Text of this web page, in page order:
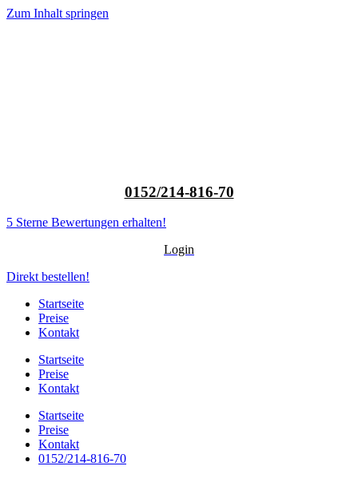
Zum Inhalt springen
0152/214-816-70
5 Sterne Bewertungen erhalten!
Login
Direkt bestellen!
Startseite
Preise
Kontakt
Startseite
Preise
Kontakt
Startseite
Preise
Kontakt
0152/214-816-70